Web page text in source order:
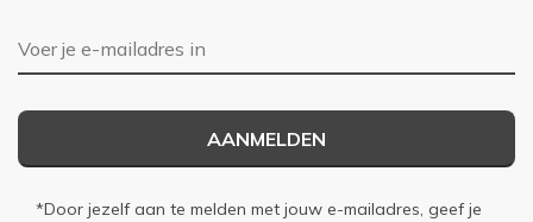
E-mailadres
AANMELDEN
*Door jezelf aan te melden met jouw e-mailadres, geef je